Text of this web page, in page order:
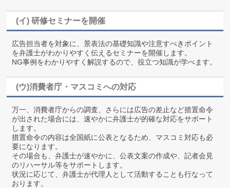
(イ) 研修セミナーを開催
広告担当者を対象に、景表法の基礎知識や注意すべきポイント
を弁護士がわかりやすく伝えるセミナーを開催します。
NG事例をわかりやすく解説するので、役立つ知識が学べます。
(ウ)消費者庁・マスコミへの対応
万一、消費者庁からの調査、さらには広告の差止など措置命令
が出された場合には、速やかに弁護士が的確な対応をサポート
します。
措置命令の内容は全国紙に公表となるため、マスコミ対応も必
要になります。
その場合も、弁護士が速やかに、公表文案の作成や、記者会見
のリハーサル等をサポートします。
状況に応じて、弁護士が代理人として活動することも行なって
おります。